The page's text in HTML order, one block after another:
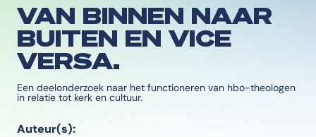
VAN BINNEN NAAR
BUITEN EN VICE
VERSA.
Een deelonderzoek naar het functioneren van hbo-theologen
in relatie tot kerk en cultuur.
Auteur(s):